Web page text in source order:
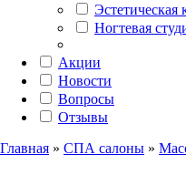
Эстетическая
Ногтевая
Акции
Новости
Вопросы
Отзывы
Главная » СПА салоны »